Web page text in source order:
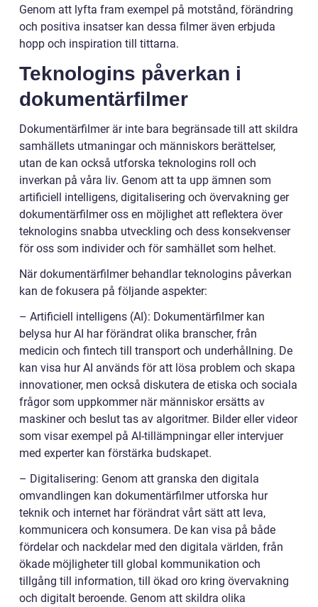
Genom att lyfta fram exempel på motstånd, förändring
och positiva insatser kan dessa filmer även erbjuda
hopp och inspiration till tittarna.
Teknologins påverkan i
dokumentärfilmer
Dokumentärfilmer är inte bara begränsade till att skildra
samhällets utmaningar och människors berättelser,
utan de kan också utforska teknologins roll och
inverkan på våra liv. Genom att ta upp ämnen som
artificiell intelligens, digitalisering och övervakning ger
dokumentärfilmer oss en möjlighet att reflektera över
teknologins snabba utveckling och dess konsekvenser
för oss som individer och för samhället som helhet.
När dokumentärfilmer behandlar teknologins påverkan
kan de fokusera på följande aspekter:
– Artificiell intelligens (AI): Dokumentärfilmer kan
belysa hur AI har förändrat olika branscher, från
medicin och fintech till transport och underhållning. De
kan visa hur AI används för att lösa problem och skapa
innovationer, men också diskutera de etiska och sociala
frågor som uppkommer när människor ersätts av
maskiner och beslut tas av algoritmer. Bilder eller videor
som visar exempel på AI-tillämpningar eller intervjuer
med experter kan förstärka budskapet.
– Digitalisering: Genom att granska den digitala
omvandlingen kan dokumentärfilmer utforska hur
teknik och internet har förändrat vårt sätt att leva,
kommunicera och konsumera. De kan visa på både
fördelar och nackdelar med den digitala världen, från
ökade möjligheter till global kommunikation och
tillgång till information, till ökad oro kring övervakning
och digitalt beroende. Genom att skildra olika